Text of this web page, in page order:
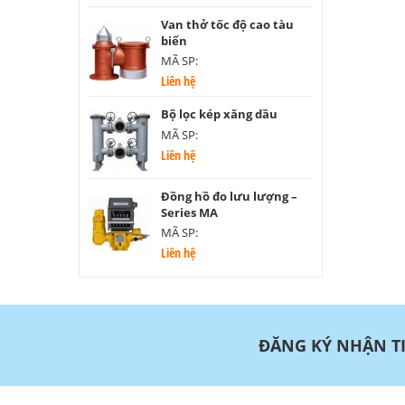
Van thở tốc độ cao tàu
biển
MÃ SP:
Liên hệ
Bộ lọc kép xăng dầu
MÃ SP:
Liên hệ
Đồng hồ đo lưu lượng –
Series MA
MÃ SP:
Liên hệ
ĐĂNG KÝ NHẬN